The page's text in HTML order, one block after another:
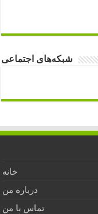
شبکه‌های اجتماعی
خانه
درباره من
تماس با من